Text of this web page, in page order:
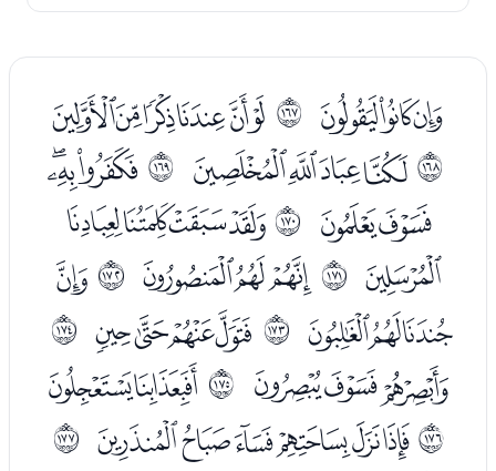
ﮘﮙﮚ ﲦ ﮜﮝﮞﮟﮠﮡ
ﲧﮣﮤﮥﮦ ﲨﮨﮩﮪ
ﮫﮬ ﲩﮮﮯﮰﮱ
ﯓ ﲪﯕﯖﯗ ﲫﯙ
ﯚﯛﯜ ﲬ ﯞﯟﯠﯡ ﲭ
ﯣﯤﯥ ﲮ ﯧﯨ
ﲯﯪﯫﯬﯭﯮﯯ ﲰ